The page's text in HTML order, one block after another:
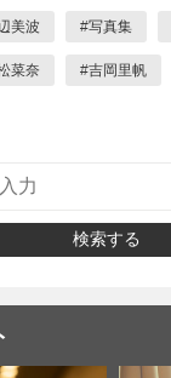
美波 #写真集
菜奈 #吉岡里帆
検索する